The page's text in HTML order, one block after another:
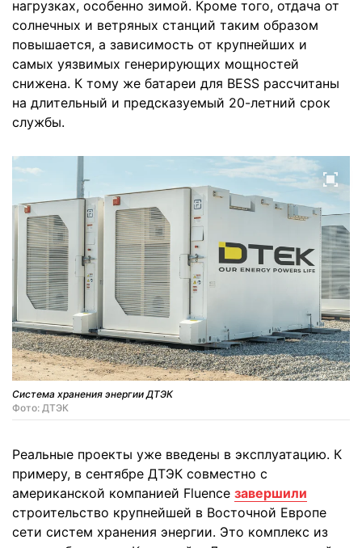
нагрузках, особенно зимой. Кроме того, отдача от
солнечных и ветряных станций таким образом
повышается, а зависимость от крупнейших и
самых уязвимых генерирующих мощностей
снижена. К тому же батареи для BESS рассчитаны
на длительный и предсказуемый 20-летний срок
службы.
Система хранения энергии ДТЭК
Фото: ДТЭК
Реальные проекты уже введены в эксплуатацию. К
примеру, в сентябре ДТЭК совместно с
американской компанией Fluence завершили
строительство крупнейшей в Восточной Европе
сети систем хранения энергии. Это комплекс из